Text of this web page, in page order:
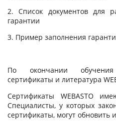
2. Список документов для
гарантии
3. Пример заполнения
По окончании
сертификаты и литература
Cертификаты WEBASTO
Специалисты, у которых
сертификаты, могут обновить